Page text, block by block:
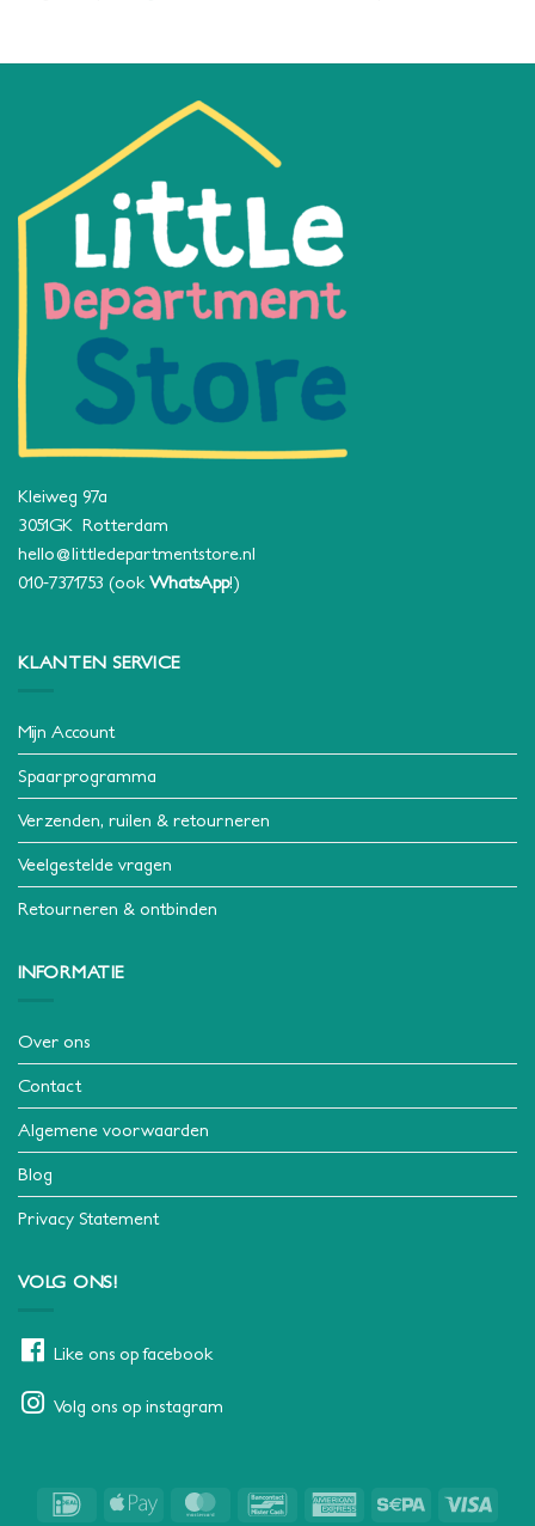
Kleiweg 97a
3051GK Rotterdam
hello@littledepartmentstore.nl
010-7371753 (ook WhatsApp!)
KLANTEN SERVICE
Mijn Account
Spaarprogramma
Verzenden, ruilen & retourneren
Veelgestelde vragen
Retourneren & ontbinden
INFORMATIE
Over ons
Contact
Algemene voorwaarden
Blog
Privacy Statement
VOLG ONS!
Like ons op facebook
Volg ons op instagram
IDeal
Apple
MasterCardBancontact American Sepa